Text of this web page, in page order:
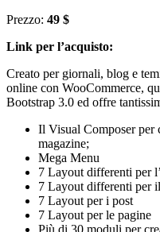
Prezzo: 49 $
Link per l’acquisto:
Creato per giornali, blog e
online con WooCommerce,
Bootstrap 3.0 ed offre
Il Visual Composer per
magazine;
Mega Menu
7 Layout differenti per
7 Layout differenti per
7 Layout per i post
7 Layout per le pagine
Più di 30 moduli per